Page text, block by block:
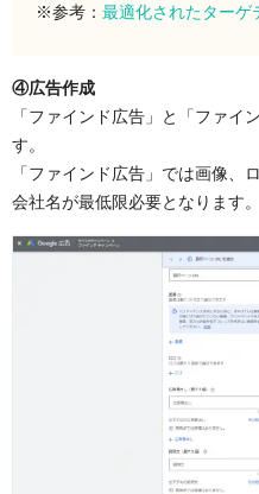
※参考： 最適化されたターゲ
④広告作成
「ファインド広告」と「ファイ
す。
「ファインド広告」では画像、
会社名が最低限必要となります。